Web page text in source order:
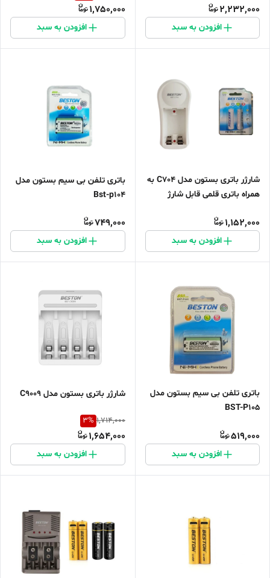
2,232,000
افزودن به سبد
1,750,000
افزودن به سبد
شارژر باتری بستون مدل C704 به
همراه باتری قلمی قابل شارژ
1,152,000
افزودن به سبد
باتری تلفن بی سیم بستون مدل
Bst-p104
749,000
افزودن به سبد
باتری تلفن بی سیم بستون مدل
BST-P105
519,000
افزودن به سبد
شارژر باتری بستون مدل C9009
1,714,000
3%
1,654,000
افزودن به سبد